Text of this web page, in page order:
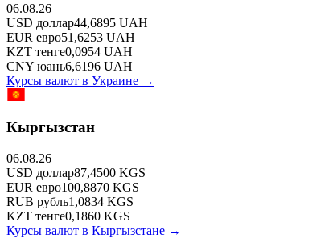
06.08.26
USD доллар44,6895 UAH
EUR евро51,6253 UAH
KZT тенге0,0954 UAH
CNY юань6,6196 UAH
Курсы валют в Украине →
Кыргызстан
06.08.26
USD доллар87,4500 KGS
EUR евро100,8870 KGS
RUB рубль1,0834 KGS
KZT тенге0,1860 KGS
Курсы валют в Кыргызстане →